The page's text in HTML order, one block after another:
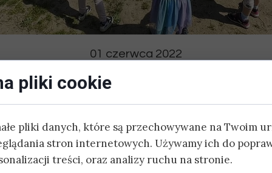
01 czerwca 2022
w Stajni
do Stajni "Ardena", gdzie przeżyliśmy mnóstwo
siłowaliśmy się na linie! Wrażeń było co niemiara!
JĘZYK CHIŃSKI
BASEN
pliki cookie
pliki danych, które są przechowywane na Twoim
stron internetowych. Używamy ich do
treści, oraz analizy ruchu na stronie.